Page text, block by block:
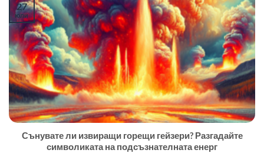
Сънувате ли извиращи горещи гейзери? Разгадайте
символиката на подсъзнателната енерг
27
юли